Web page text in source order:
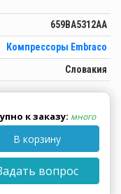
659BA5312AA
Компрессоры Еmbraco
Словакия
к заказу: много
В корзину
вопрос